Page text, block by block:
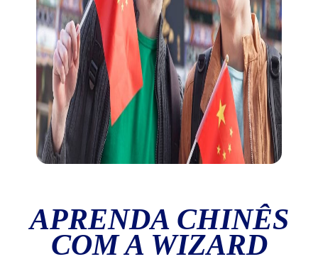
APRENDA CHINÊS
COM A WIZARD